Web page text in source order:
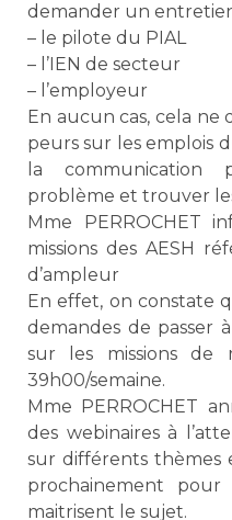
demander un
– le pilote du PIAL
– l’IEN de secteur
– l’employeur
En aucun cas, cela ne
peurs sur les emplois
la
problème et trouver
Mme PERROCHET
missions des AESH
d’ampleur
En effet, on constate
demandes de passer
sur les missions de
39h00/semaine.
Mme PERROCHET
des webinaires à
sur différents thèmes
prochainement
maitrisent le sujet.